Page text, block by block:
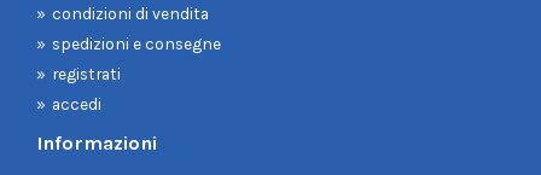
condizioni di vendita
spedizioni e consegne
registrati
accedi
Informazioni